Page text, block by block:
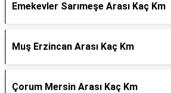
Emekevler Sarımeşe Arası Kaç Km
Muş Erzincan Arası Kaç Km
Çorum Mersin Arası Kaç Km